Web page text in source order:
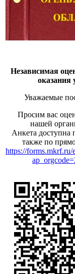
Независимая
оказания
Уважаемые
Просим вас
нашей
Анкета доступна
также по
https://